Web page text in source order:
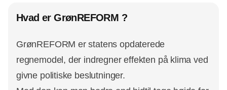
Hvad er GrønREFORM ?
GrønREFORM er statens opdaterede
regnemodel, der indregner effekten på klima ved
givne politiske beslutninger.